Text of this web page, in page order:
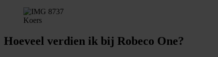
Koers
Hoeveel verdien ik bij Robeco One?